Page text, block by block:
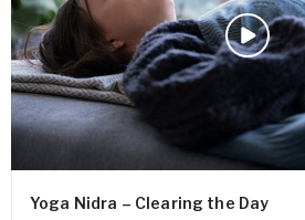
Yoga Nidra – Clearing the Day